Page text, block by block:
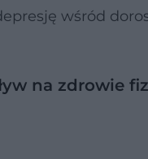
wśród
na zdrowie